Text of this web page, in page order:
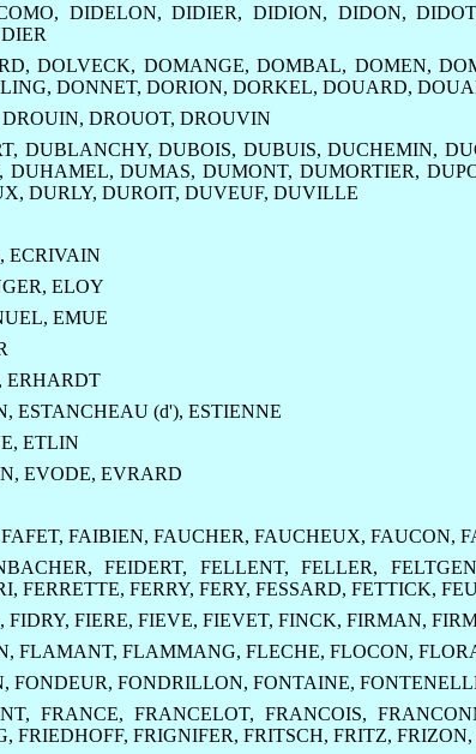
, DIDELON,DIDIER,DIDION, DIDON,DIDOT
,DOLVECK, DOMANGE,DOMBAL, DOMEN,
, DONNET, DORION, DORKEL, DOUARD,
DROUIN, DROUOT, DROUVIN
, DUBLANCHY,DUBOIS, DUBUIS,DUCHEMIN,
DUHAMEL,DUMAS,DUMONT,DUMORTIER,
, DURLY, DUROIT, DUVEUF, DUVILLE
, ECRIVAIN
, ELOY
, EMUE
, ERHARDT
, ESTANCHEAU (d'), ESTIENNE
, ETLIN
, EVODE, EVRARD
FAFET, FAIBIEN, FAUCHER, FAUCHEUX, FAUCON,
,FEIDERT, FELLENT,FELLER, FELTGEN
, FERRETTE, FERRY, FERY, FESSARD, FETTICK,
, FIDRY, FIERE, FIEVE, FIEVET, FINCK, FIRMAN,
, FLAMANT, FLAMMANG, FLECHE, FLOCON,
, FONDEUR, FONDRILLON, FONTAINE,
, FRANCE, FRANCELOT, FRANCOIS,
, FRIEDHOFF, FRIGNIFER, FRITSCH, FRITZ, FRIZON,